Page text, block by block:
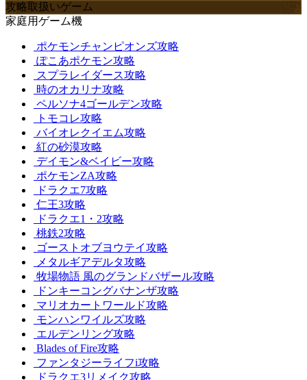
攻略取扱いゲーム
家庭用ゲーム機
ポケモンチャンピオンズ攻略
ぽこあポケモン攻略
スプラレイダース攻略
時のオカリナ攻略
ペルソナ4ゴールデン攻略
トモコレ攻略
バイオレクイエム攻略
紅の砂漠攻略
デイモン&ベイビー攻略
ポケモンZA攻略
ドラクエ7攻略
仁王3攻略
ドラクエ1・2攻略
桃鉄2攻略
ゴーストオブヨウテイ攻略
メタルギアデルタ攻略
牧場物語 風のグランドバザール攻略
ドンキーコングバナンザ攻略
マリオカートワールド攻略
モンハンワイルズ攻略
エルデンリング攻略
Blades of Fire攻略
ファンタジーライフi攻略
ドラクエ3リメイク攻略